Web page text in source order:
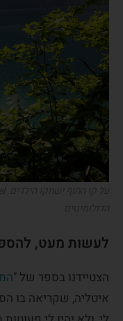
לעשות מעט,
הצטיידנו בספר של "
איטליה, שקריאה בו